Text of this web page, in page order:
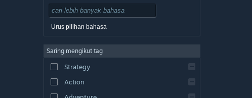
Urus pilihan bahasa
Saring mengikut tag
Strategy
Action